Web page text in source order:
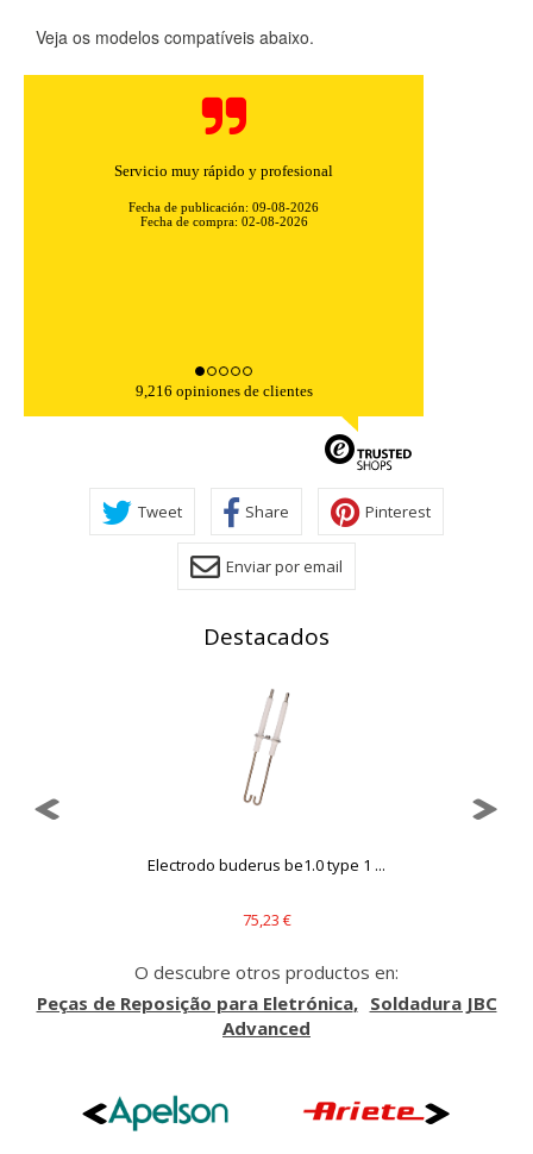
Veja os modelos compatíveis abaixo.
Servicio muy rápido y profesional
Fecha de publicación: 09-08-2026
Fecha de compra: 02-08-2026
9,216 opiniones de clientes
Tweet Share Pinterest
Enviar por email
Destacados
Electrodo buderus be1.0 type 1 ...
75,23 €
O descubre otros productos en:
Peças de Reposição para Eletrónica
Soldadura JBC
Advanced
Puede configurar su navegador para bloquear o alertar
información de identificación personal.
Cookies Utilizadas:
COOKIELEGALFERSAY, VSF904, PHPSESSID, wp-settings-1,
wp-settings-time-1, _evCo, _evCoLT
agregada y, por lo tanto, es anónima.
Cookies Utilizadas:
_utma,_utmb,_utmc,_utmz,_utmt,_utmz,_atuvc,_atuvs, _ga,
Cookies dirigidas
Estas cookies pueden ser establecidas a través de nuestro
sitio por nuestros socios publicitarios. Pueden ser
utilizadas por esas empresas para crear un perfil de sus
No almacenan directamente información personal, sino
que se basan en la identificación única de su navegador y
_evAd, _evCoupon, _evSubscription, _evPromt
Puedes volver a configurar tus cookies desde la sección
"Configuración de cookies" al pie de la página. También puedes